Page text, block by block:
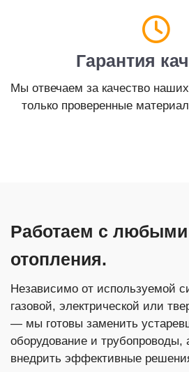
Гарантия
Мы отвечаем за качество
только проверенные
Работаем с
отопления.
Независимо от используемой
газовой, электрической или
— мы готовы заменить
оборудование и трубопроводы,
внедрить эффективные